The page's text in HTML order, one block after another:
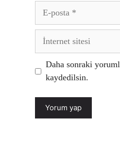
posta
İnternet
Daha sonraki
kaydedilsin.